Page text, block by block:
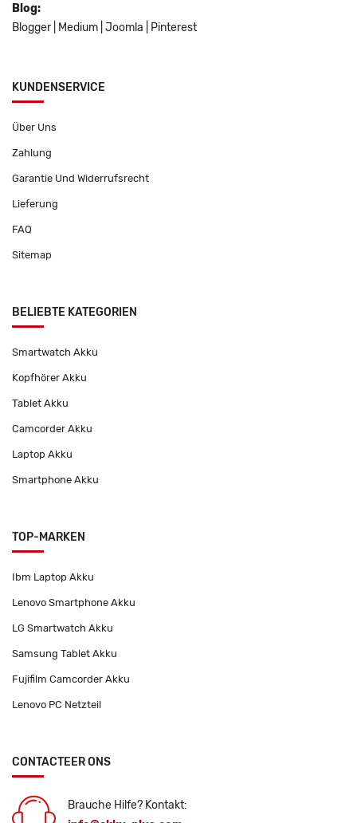
Blog:
Blogger
Medium Joomla Pinterest
KUNDENSERVICE
Über Uns
Zahlung
Garantie Und Widerrufsrecht
Lieferung
FAQ
Sitemap
BELIEBTE KATEGORIEN
Smartwatch Akku
Kopfhörer Akku
Tablet Akku
Camcorder Akku
Laptop Akku
Smartphone Akku
TOP-MARKEN
Ibm Laptop Akku
Lenovo Smartphone Akku
LG Smartwatch Akku
Samsung Tablet Akku
Fujifilm Camcorder Akku
Lenovo PC Netzteil
CONTACTEER ONS
Brauche Hilfe? Kontakt: